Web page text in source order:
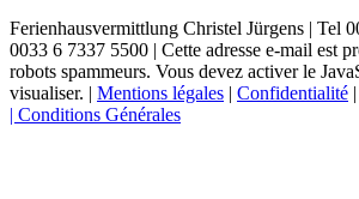
Ferienhausvermittlung Christel Jürgens | Tel
0033 6 7337 5500 | Cette adresse e-mail est
robots spammeurs. Vous devez activer le
visualiser. | Mentions légales | Confidentialité |
| Conditions Générales